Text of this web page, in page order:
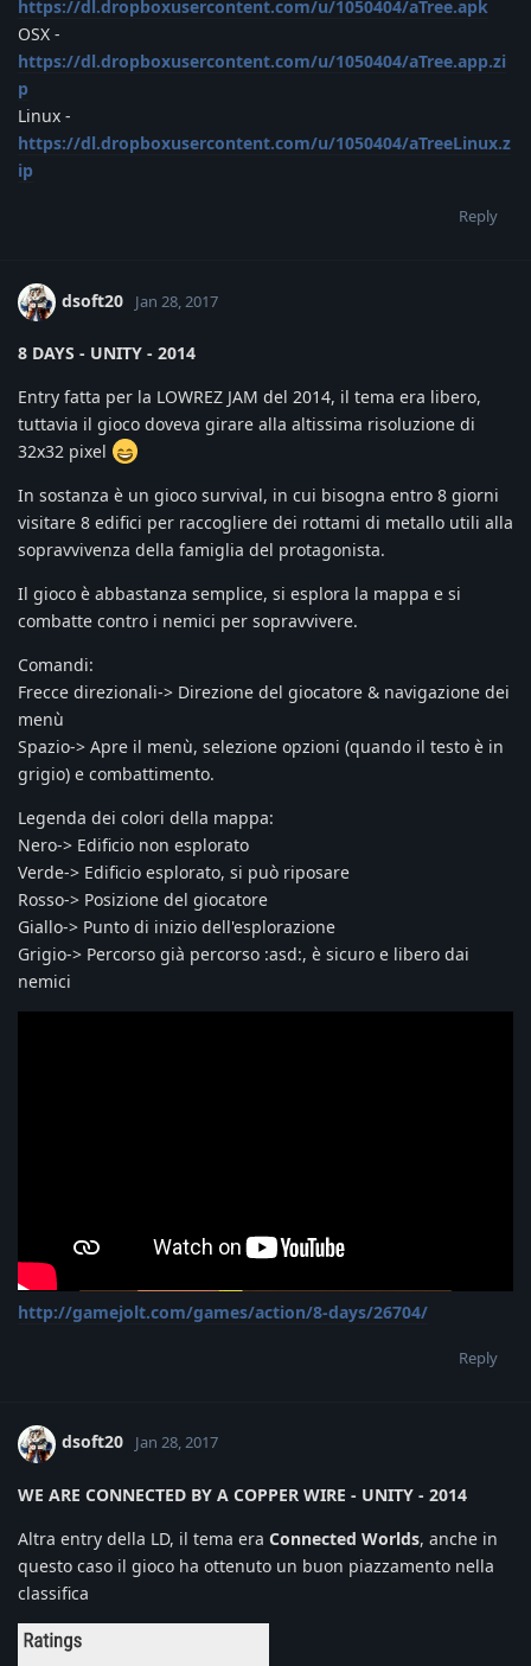
https://dl.dropboxusercontent.com/u/1050404/aTree.apk
OSX -
https://dl.dropboxusercontent.com/u/1050404/aTree.app.zi
p
Linux -
https://dl.dropboxusercontent.com/u/1050404/aTreeLinux.z
ip
Reply
dsoft20 Jan 28, 2017
8 DAYS - UNITY - 2014
Entry fatta per la LOWREZ JAM del 2014, il tema era libero,
tuttavia il gioco doveva girare alla altissima risoluzione di
32x32 pixel
In sostanza è un gioco survival, in cui bisogna entro 8 giorni
visitare 8 edifici per raccogliere dei rottami di metallo utili alla
sopravvivenza della famiglia del protagonista.
Il gioco è abbastanza semplice, si esplora la mappa e si
combatte contro i nemici per sopravvivere.
Comandi:
Frecce direzionali-> Direzione del giocatore & navigazione dei
menù
Spazio-> Apre il menù, selezione opzioni (quando il testo è in
grigio) e combattimento.
Legenda dei colori della mappa:
Nero-> Edificio non esplorato
Verde-> Edificio esplorato, si può riposare
Rosso-> Posizione del giocatore
Giallo-> Punto di inizio dell'esplorazione
Grigio-> Percorso già percorso :asd:, è sicuro e libero dai
nemici
http://gamejolt.com/games/action/8-days/26704/
Reply
dsoft20 Jan 28, 2017
WE ARE CONNECTED BY A COPPER WIRE - UNITY - 2014
Altra entry della LD, il tema era Connected Worlds, anche in
questo caso il gioco ha ottenuto un buon piazzamento nella
classifica